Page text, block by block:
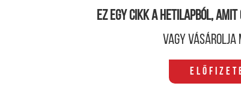
Ez egy cikk a hetilapból,
Vagy vásárolja